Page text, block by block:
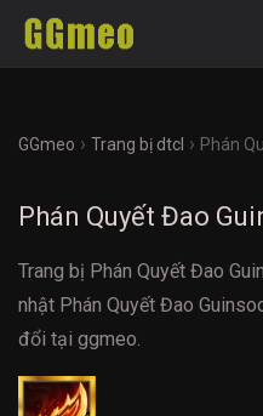
GGmeo › Trang bị dtcl › Phán
Phán Quyết Đao
Trang bị Phán Quyết Đao
nhật Phán Quyết Đao
đổi tại ggmeo.